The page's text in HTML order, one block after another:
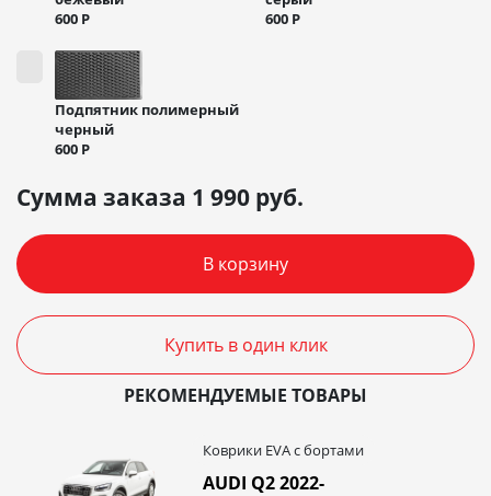
600 Р
600 Р
Подпятник полимерный
черный
600 Р
Сумма заказа 1 990 руб.
В корзину
Купить в один клик
РЕКОМЕНДУЕМЫЕ ТОВАРЫ
Коврики EVA c бортами
AUDI Q2 2022-